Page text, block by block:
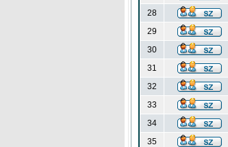
28
29
30
31
32
33
34
35